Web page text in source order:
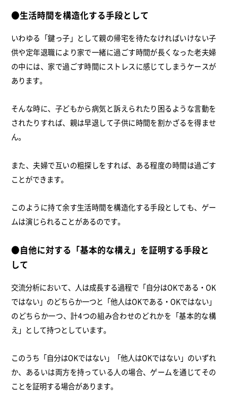
●生活時間を構造化する手段として
いわゆる「鍵っ子」として親の帰宅を待たなければいけない子
供や定年退職により家で一緒に過ごす時間が長くなった老夫婦
の中には、家で過ごす時間にストレスに感じてしまうケースが
あります。
そんな時に、子どもから病気と訴えられたり困るような言動を
されたりすれば、親は早退して子供に時間を割かざるを得ませ
ん。
また、夫婦で互いの粗探しをすれば、ある程度の時間は過ごす
ことができます。
このように持て余す生活時間を構造化する手段としても、ゲー
ムは演じられることがあるのです。
●自他に対する「基本的な構え」を証明する手段と
して
交流分析において、人は成長する過程で「自分はOKである・OK
ではない」のどちらか一つと「他人はOKである・OKではない」
のどちらか一つ、計4つの組み合わせのどれかを「基本的な構
え」として持つとしています。
このうち「自分はOKではない」「他人はOKではない」のいずれ
か、あるいは両方を持っている人の場合、ゲームを通じてその
ことを証明する場合があります。